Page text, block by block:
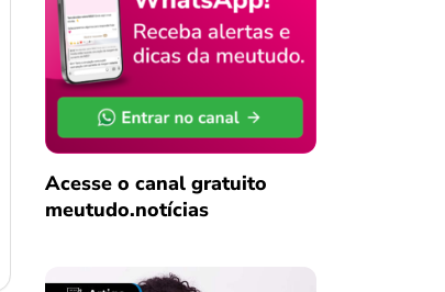
Acesse o canal gratuito
meutudo.notícias